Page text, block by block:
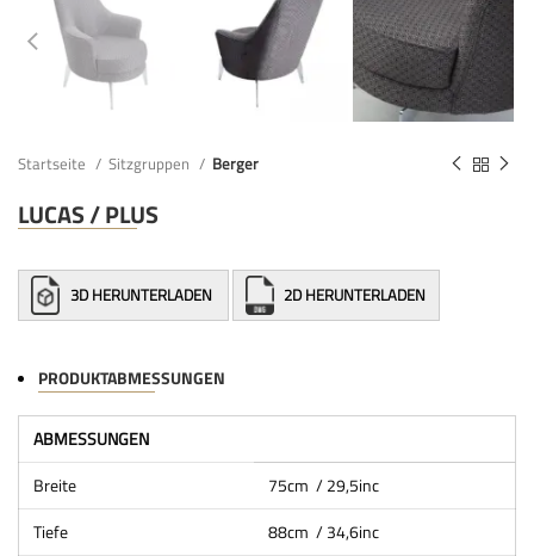
Startseite Sitzgruppen Berger
LUCAS / PLUS
3D HERUNTERLADEN 2D HERUNTERLADEN
PRODUKTABMESSUNGEN
ABMESSUNGEN
Breite
75cm / 29,5inc
Tiefe
88cm / 34,6inc